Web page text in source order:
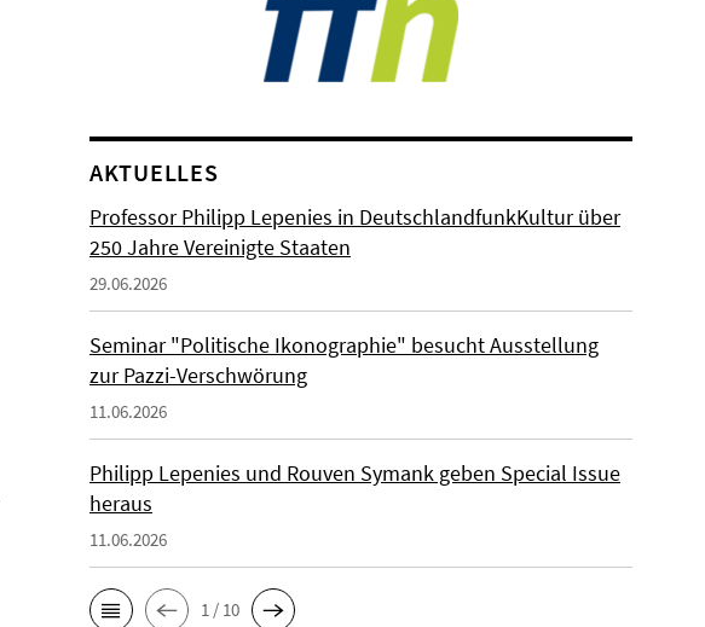
AKTUELLES
Professor Philipp Lepenies in DeutschlandfunkKultur über
250 Jahre Vereinigte Staaten
29.06.2026
Seminar "Politische Ikonographie" besucht Ausstellung
zur Pazzi-Verschwörung
11.06.2026
Philipp Lepenies und Rouven Symank geben Special Issue
heraus
11.06.2026
1 / 10